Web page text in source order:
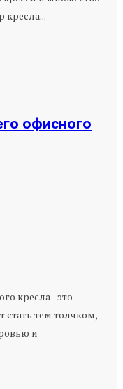
кресла...
офисного
кресла - это
стать тем толчком,
и